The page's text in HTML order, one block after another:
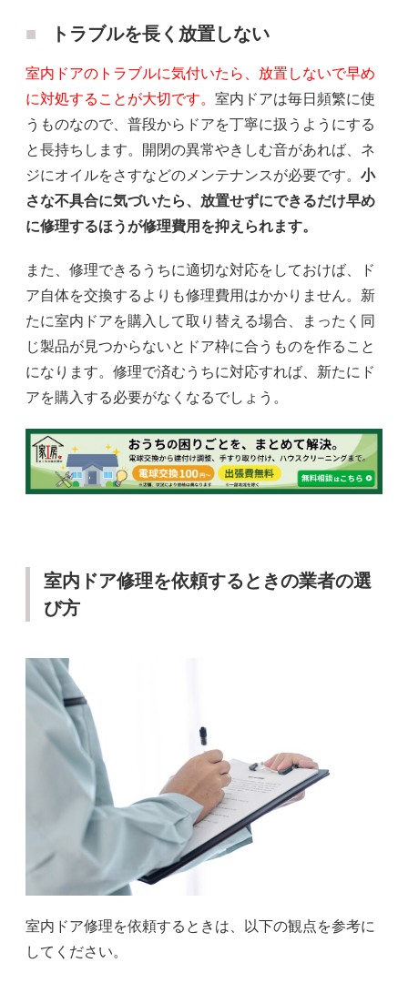
トラブルを長く放置しない
室内ドアのトラブルに気付いたら、放置しないで早め
に対処することが大切です。 室内ドアは毎日頻繁に使
うものなので、普段からドアを丁寧に扱うようにする
と長持ちします。開閉の異常やきしむ音があれば、ネ
ジにオイルをさすなどのメンテナンスが必要です。 小
さな不具合に気づいたら、放置せずにできるだけ早め
に修理するほうが修理費用を抑えられます。
また、修理できるうちに適切な対応をしておけば、ド
ア自体を交換するよりも修理費用はかかりません。新
たに室内ドアを購入して取り替える場合、まったく同
じ製品が見つからないとドア枠に合うものを作ること
になります。修理で済むうちに対応すれば、新たにド
アを購入する必要がなくなるでしょう。
室内ドア修理を依頼するときの業者の選
び方
室内ドア修理を依頼するときは、以下の観点を参考に
してください。